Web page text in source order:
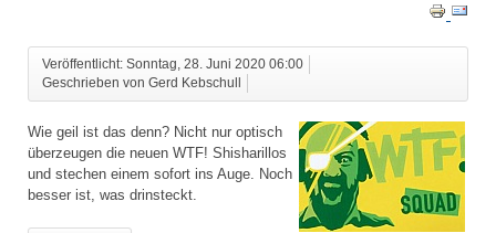
Veröffentlicht: Sonntag, 28. Juni 2020 06:00
Geschrieben von Gerd Kebschull
Wie geil ist das denn? Nicht nur optisch
überzeugen die neuen WTF! Shisharillos
und stechen einem sofort ins Auge. Noch
besser ist, was drinsteckt.